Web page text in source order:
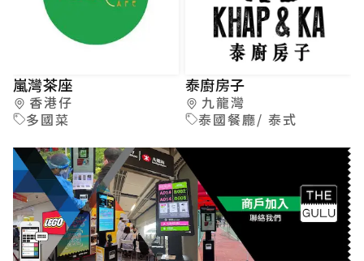
嵐灣茶座
香港仔
多國菜
泰廚房子
九龍灣
泰國餐廳/ 泰式